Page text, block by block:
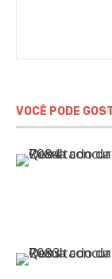
VOCÊ PODE